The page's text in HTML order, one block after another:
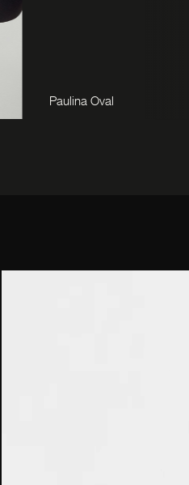
Paulina Oval